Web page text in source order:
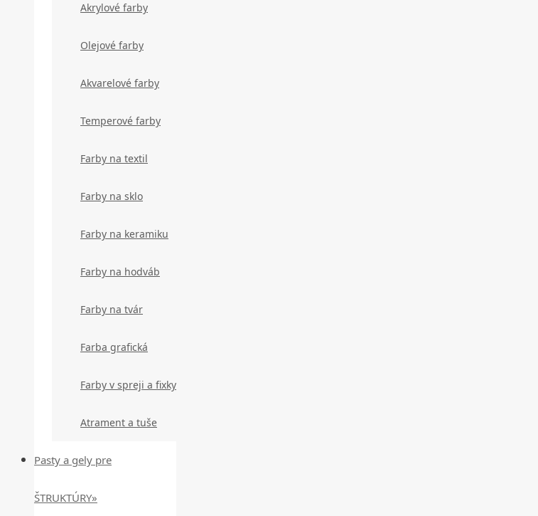
Akrylové farby
Olejové farby
Akvarelové farby
Temperové farby
Farby na textil
Farby na sklo
Farby na keramiku
Farby na hodváb
Farby na tvár
Farba grafická
Farby v spreji a fixky
Atrament a tuše
Pasty a gely pre
ŠTRUKTÚRY»